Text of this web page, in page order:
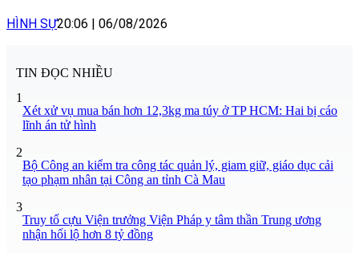
HÌNH SỰ20:06 06/08/2026
TIN ĐỌC NHIỀU
1
Xét xử vụ mua bán hơn 12,3kg ma túy ở TP HCM: Hai bị cáo
lĩnh án tử hình
2
Bộ Công an kiểm tra công tác quản lý, giam giữ, giáo dục cải
tạo phạm nhân tại Công an tỉnh Cà Mau
3
Truy tố cựu Viện trưởng Viện Pháp y tâm thần Trung ương
nhận hối lộ hơn 8 tỷ đồng